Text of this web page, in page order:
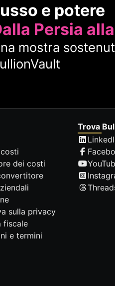
e potere
Persia
mostra
dei costi
sulla privacy
fiscale
e termini
Trova